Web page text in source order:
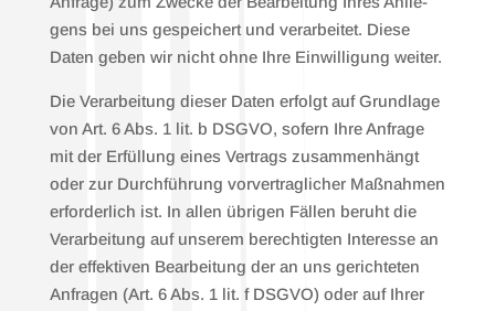
gens bei uns gespei­chert und ver­ar­bei­tet. Die­se
Daten geben wir nicht ohne Ihre Ein­wil­li­gung wei­ter.
Die Ver­ar­bei­tung die­ser Daten erfolgt auf Grund­la­ge
von Art. 6 Abs. 1 lit. b DSGVO, sofern Ihre Anfra­ge
mit der Erfül­lung eines Ver­trags zusam­men­hängt
oder zur Durch­füh­rung vor­ver­trag­li­cher Maß­nah­men
erfor­der­lich ist. In allen übri­gen Fäl­len beruht die
Ver­ar­bei­tung auf unse­rem berech­tig­ten Inter­es­se an
der effek­ti­ven Bear­bei­tung der an uns gerich­te­ten
Anfra­gen (Art. 6 Abs. 1 lit. f DSGVO) oder auf Ihrer